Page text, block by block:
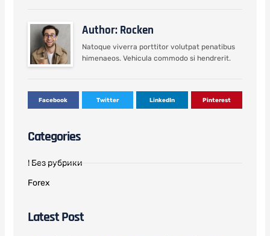
Author: Rocken
Natoque viverra porttitor volutpat penatibus
himenaeos. Vehicula commodo si hendrerit.
Facebook Twitter LinkedIn Pinterest
Categories
! Без рубрики
Forex
Latest Post